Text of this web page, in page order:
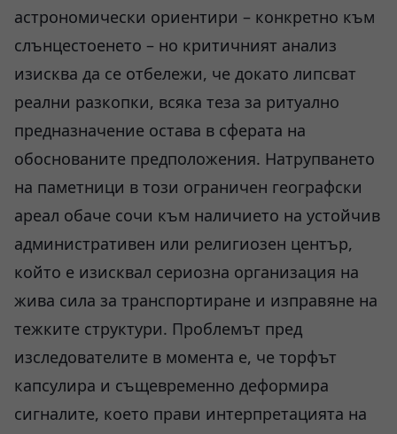
астрономически ориентири – конкретно към
слънцестоенето – но критичният анализ
изисква да се отбележи, че докато липсват
реални разкопки, всяка теза за ритуално
предназначение остава в сферата на
обоснованите предположения. Натрупването
на паметници в този ограничен географски
ареал обаче сочи към наличието на устойчив
административен или религиозен център,
който е изисквал сериозна организация на
жива сила за транспортиране и изправяне на
тежките структури. Проблемът пред
изследователите в момента е, че торфът
капсулира и същевременно деформира
сигналите, което прави интерпретацията на